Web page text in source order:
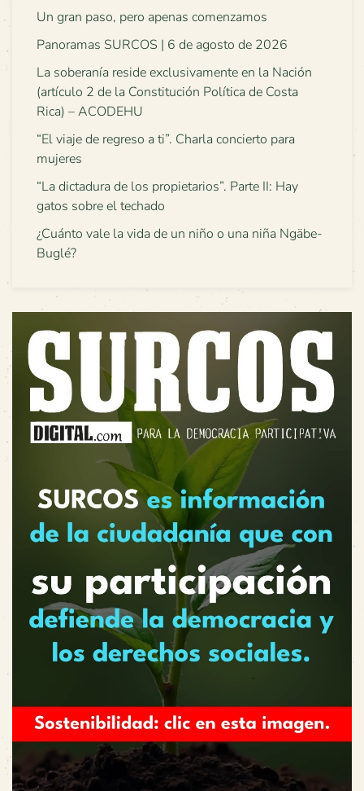
Un gran paso, pero apenas comenzamos
Panoramas SURCOS | 6 de agosto de 2026
La soberanía reside exclusivamente en la Nación
(artículo 2 de la Constitución Política de Costa
Rica) – ACODEHU
“El viaje de regreso a ti”. Charla concierto para
mujeres
“La dictadura de los propietarios”. Parte II: Hay
gatos sobre el techado
¿Cuánto vale la vida de un niño o una niña Ngäbe-
Buglé?